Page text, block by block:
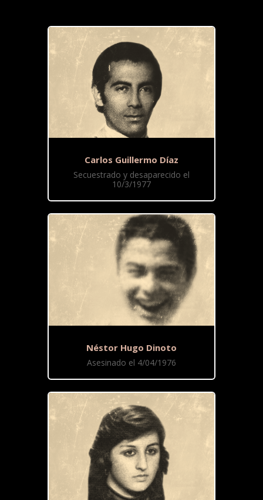
Carlos Guillermo Díaz
Secuestrado y desaparecido el
10/3/1977
Néstor Hugo Dinoto
Asesinado el 4/04/1976